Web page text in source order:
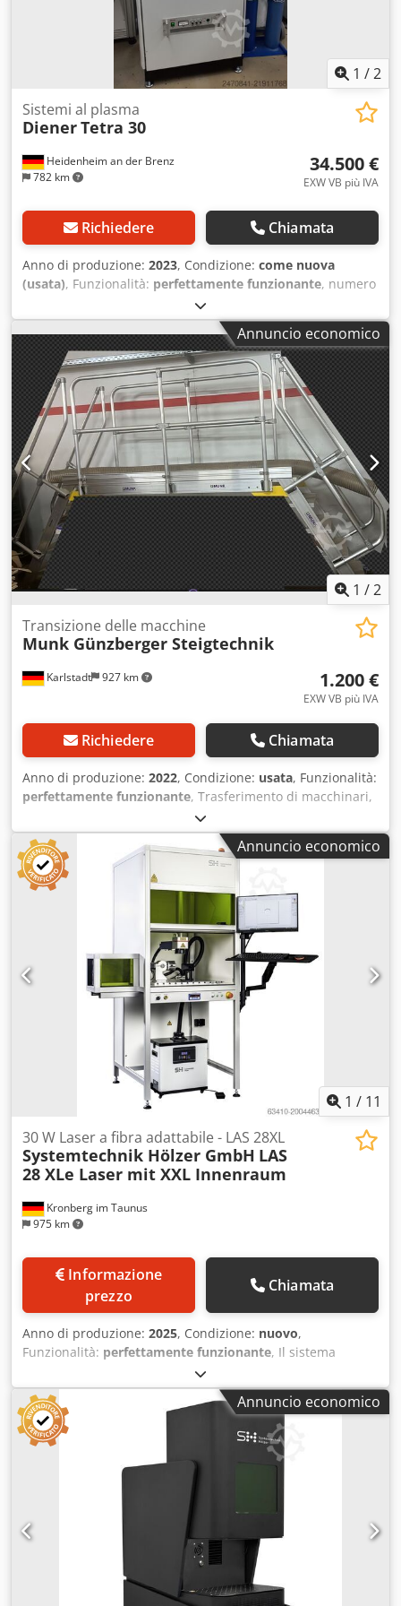
1 /2
Heidenheim an der Brenz
782 km
Sistemi al plasma
DienerTetra 30
34.500 €
EXW VB più IVA
Richiedere Chiamata
Anno di produzione: 2023, Condizione: come nuova
(usata), Funzionalità: perfettamente funzionante, numero
, Impianto come nuovo;
Attualmente presso la filiale Dcsdpfx Aey R Ah Esgysk
Annuncio economico
1 /2
Karlstadt 927 km
Transizione delle macchine
Munk Günzberger Steigtechnik
1.200 €
EXW VB più IVA
Richiedere Chiamata
Anno di produzione: 2022, Condizione: usata, Funzionalità:
perfettamente funzionante, Trasferimento di macchinari,
come nuovo. Dcjdpfxozp Hk Es Agyok
Annuncio economico
1 / 11
Kronberg im Taunus
975 km
30 W Laser a fibra adattabile - LAS 28XL
Systemtechnik Hölzer GmbH LAS
28 XLe Laser mit XXL Innenraum
prezzo
Chiamata
Anno di produzione: 2025, Condizione: nuovo,
Funzionalità: perfettamente funzionante, Il sistema
universale di marcatura laser LAS 28 XLe di Systemtechnik
Hölzer GmbH può essere utilizzato per un'ampia gamma di
applicazioni di marcatura. Con il laser a fibra integrato è
possibile marcare quasi tutti i materiali come acciaio,
carburo, alluminio e plastica. A seconda delle esigenze, il
sistema può essere dotato di un laser in fibra da 20, 30 o
50 watt. Per la marcatura permanente, l'uso del laser è
necessario in molti settori. Con il potente software del
laser, testi, numeri, codici 2D, codici QR e loghi possono
essere realizzati con pochi clic, senza bisogno di
conoscenze di programmazione approfondite. I numeri di
serie e di articolo vengono incrementati automaticamente
dal software dopo un'impostazione preliminare. Inoltre, il
Annuncio economico